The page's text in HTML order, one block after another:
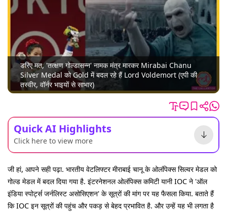
डरिए मत, 'तत्क्षण गोल्डासन्न' नामक मंत्र मारकर Mirabai Chanu
Silver Medal को Gold में बदल रहे हैं Lord Voldemort (एपी की
तस्वीर, वॉर्नर भाइयों से साभार)
Quick AI Highlights
Click here to view more
जी हां, आपने सही पढ़ा. भारतीय वेटलिफ्टर मीराबाई चानू के ओलंपिक्स सिल्वर मेडल को
गोल्ड मेडल में बदल दिया गया है. इंटरनेशनल ओलंपिक्स कमिटी यानी IOC ने 'ऑल
इंडिया स्पोर्ट्स जर्नलिस्ट असोसिएशन' के सूत्रों की मांग पर यह फैसला किया. बताते हैं
कि IOC इन सूत्रों की पहुंच और पकड़ से बेहद प्रभावित है. और उन्हें यह भी लगता है